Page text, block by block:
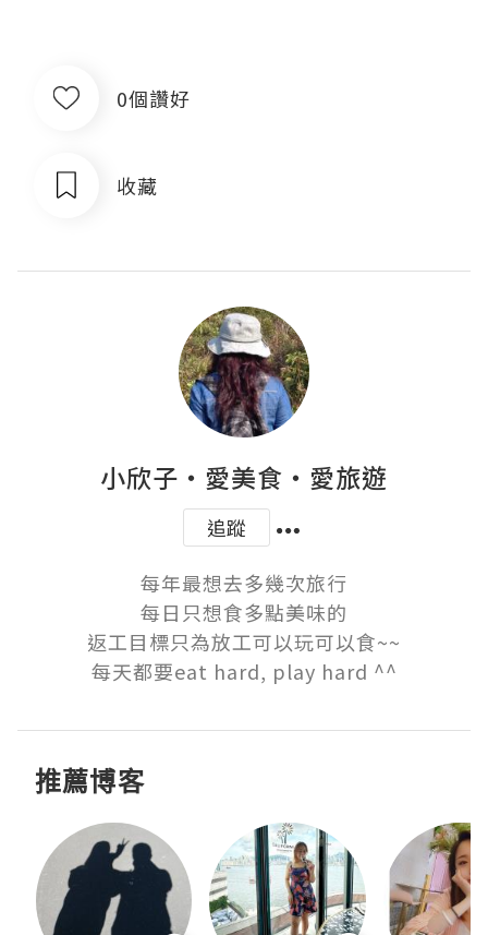
0個讚好
收藏
小欣子‧愛美食‧愛旅遊
追蹤
每年最想去多幾次旅行
每日只想食多點美味的
返工目標只為放工可以玩可以食~~
每天都要eat hard, play hard ^^
推薦博客